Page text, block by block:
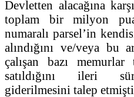
Devletten alacağına
toplam bir milyon
numaralı parsel’in
alındığını ve/veya bu
çalışan bazı
satıldığını ileri
giderilmesini talep